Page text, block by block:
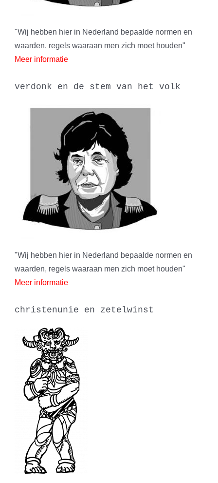
"Wij hebben hier in Nederland bepaalde normen en
waarden, regels waaraan men zich moet houden"
Meer informatie
verdonk en de stem van het volk
"Wij hebben hier in Nederland bepaalde normen en
waarden, regels waaraan men zich moet houden"
Meer informatie
christenunie en zetelwinst